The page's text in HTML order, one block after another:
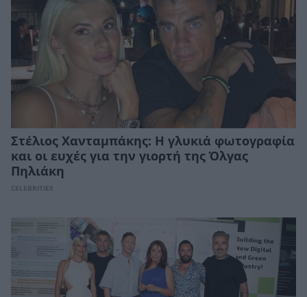
Στέλιος Χανταμπάκης: H γλυκιά φωτογραφία
και οι ευχές για την γιορτή της Όλγας
Πηλιάκη
CELEBRITIES